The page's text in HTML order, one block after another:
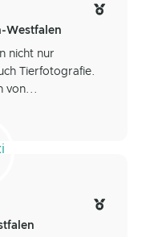
Westfalen
nicht nur
Tierfotografie.
von...